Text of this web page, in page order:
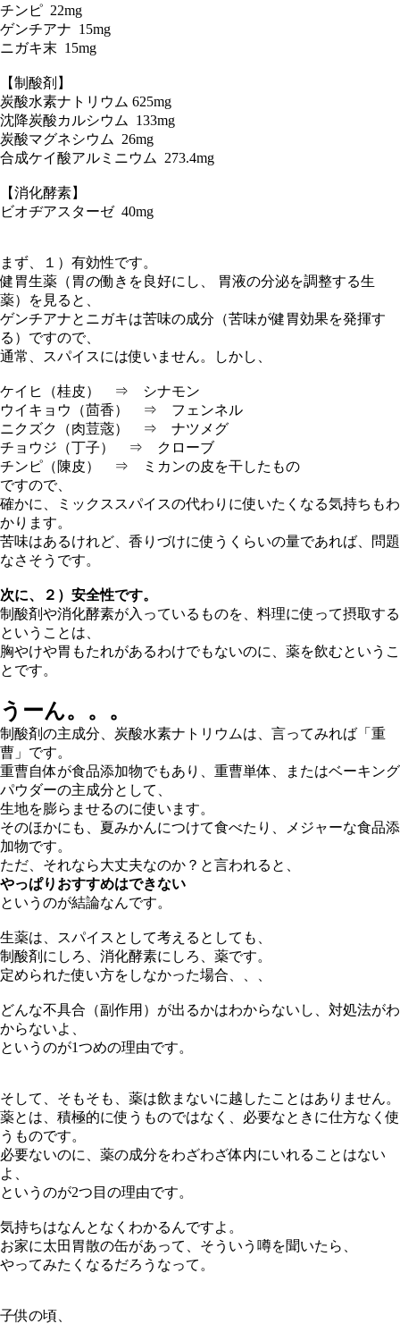
チンピ 22mg
ゲンチアナ 15mg
ニガキ末 15mg
【制酸剤】
炭酸水素ナトリウム 625mg
沈降炭酸カルシウム 133mg
炭酸マグネシウム 26mg
合成ケイ酸アルミニウム 273.4mg
【消化酵素】
ビオヂアスターゼ 40mg
まず、１）有効性です。
健胃生薬（胃の働きを良好にし、 胃液の分泌を調整する生
薬）を見ると、
ゲンチアナとニガキは苦味の成分（苦味が健胃効果を発揮す
る）ですので、
通常、スパイスには使いません。しかし、
ケイヒ（桂皮） ⇒ シナモン
ウイキョウ（茴香） ⇒ フェンネル
ニクズク（肉荳蔲） ⇒ ナツメグ
チョウジ（丁子） ⇒ クローブ
チンピ（陳皮） ⇒ ミカンの皮を干したもの
ですので、
確かに、ミックススパイスの代わりに使いたくなる気持ちもわ
かります。
苦味はあるけれど、香りづけに使うくらいの量であれば、問題
なさそうです。
次に、２）安全性です。
制酸剤や消化酵素が入っているものを、料理に使って摂取する
ということは、
胸やけや胃もたれがあるわけでもないのに、薬を飲むというこ
とです。
うーん。。。
制酸剤の主成分、炭酸水素ナトリウムは、言ってみれば「重
曹」です。
重曹自体が食品添加物でもあり、重曹単体、またはベーキング
パウダーの主成分として、
生地を膨らませるのに使います。
そのほかにも、夏みかんにつけて食べたり、メジャーな食品添
加物です。
ただ、それなら大丈夫なのか？と言われると、
やっぱりおすすめはできない
というのが結論なんです。
生薬は、スパイスとして考えるとしても、
制酸剤にしろ、消化酵素にしろ、薬です。
定められた使い方をしなかった場合、、、
どんな不具合（副作用）が出るかはわからないし、対処法がわ
からないよ、
というのが1つめの理由です。
そして、そもそも、薬は飲まないに越したことはありません。
薬とは、積極的に使うものではなく、必要なときに仕方なく使
うものです。
必要ないのに、薬の成分をわざわざ体内にいれることはない
よ、
というのが2つ目の理由です。
気持ちはなんとなくわかるんですよ。
お家に太田胃散の缶があって、そういう噂を聞いたら、
やってみたくなるだろうなって。
子供の頃、